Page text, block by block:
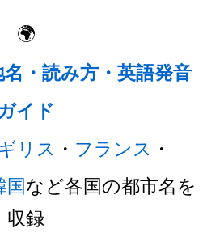
🌍
・読み方・英語発音
イド
リス ・ フランス ・
国など各国の都市名を
収録